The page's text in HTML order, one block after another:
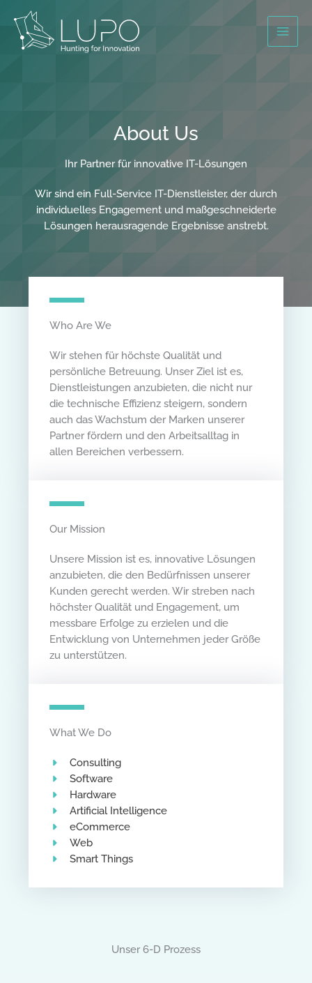
content
About Us
Ihr Partner für innovative IT-Lösungen
Wir sind ein Full-Service IT-Dienstleister, der durch
individuelles Engagement und maßgeschneiderte
Lösungen herausragende Ergebnisse anstrebt.
Who Are We​
Wir stehen für höchste Qualität und
persönliche Betreuung. Unser Ziel ist es,
Dienstleistungen anzubieten, die nicht nur
die technische Effizienz steigern, sondern
auch das Wachstum der Marken unserer
Partner fördern und den Arbeitsalltag in
allen Bereichen verbessern.
Our Mission​
Unsere Mission ist es, innovative Lösungen
anzubieten, die den Bedürfnissen unserer
Kunden gerecht werden. Wir streben nach
höchster Qualität und Engagement, um
messbare Erfolge zu erzielen und die
Entwicklung von Unternehmen jeder Größe
zu unterstützen.
What We Do
Consulting
Software​
Hardware
Artificial Intelligence​
eCommerce​
Web
Smart Things​
Unser 6-D Prozess​